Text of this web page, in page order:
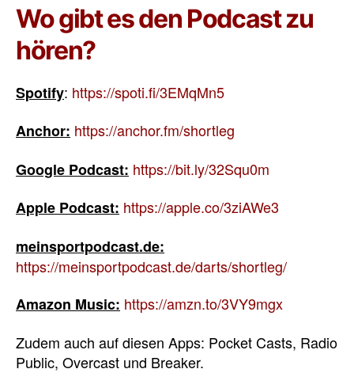
Wo gibt es den Podcast zu
hören?
Spotify: https://spoti.fi/3EMqMn5
Anchor: https://anchor.fm/shortleg
Google Podcast: https://bit.ly/32Squ0m
Apple Podcast: https://apple.co/3ziAWe3
meinsportpodcast.de:
https://meinsportpodcast.de/darts/shortleg/
Amazon Music: https://amzn.to/3VY9mgx
Zudem auch auf diesen Apps: Pocket Casts, Radio
Public, Overcast und Breaker.